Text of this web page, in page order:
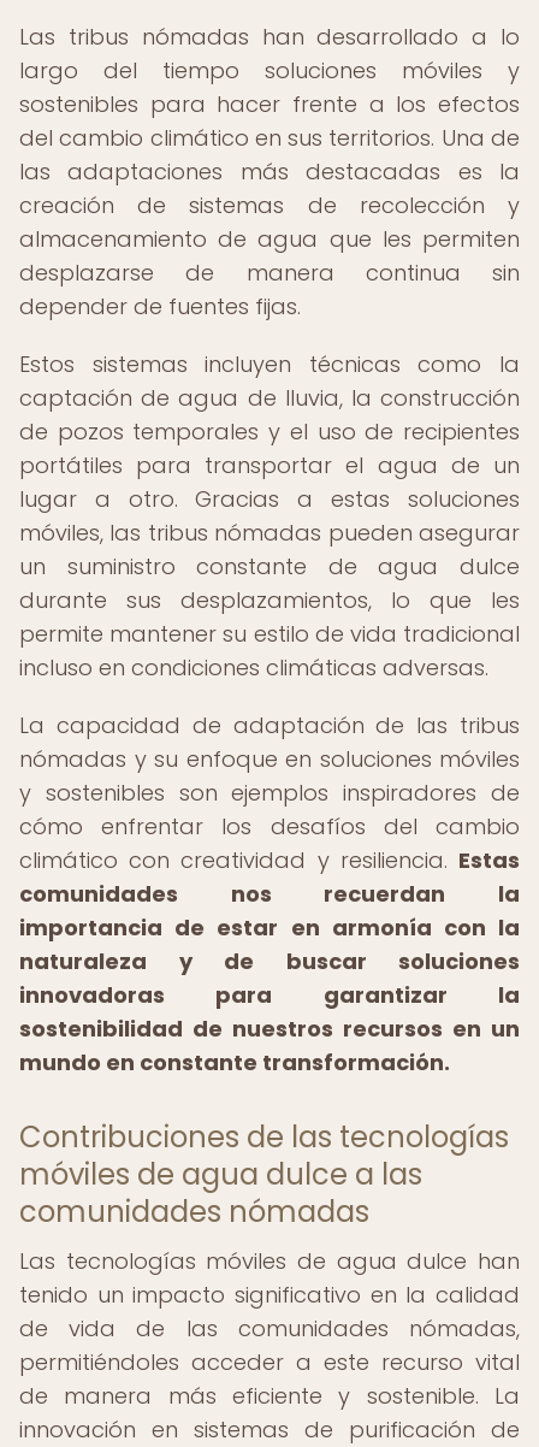
Las tribus nómadas han desarrollado a lo
largo del tiempo soluciones móviles y
sostenibles para hacer frente a los efectos
del cambio climático en sus territorios. Una de
las adaptaciones más destacadas es la
creación de sistemas de recolección y
almacenamiento de agua que les permiten
desplazarse de manera continua sin
depender de fuentes fijas.
Estos sistemas incluyen técnicas como la
captación de agua de lluvia, la construcción
de pozos temporales y el uso de recipientes
portátiles para transportar el agua de un
lugar a otro. Gracias a estas soluciones
móviles, las tribus nómadas pueden asegurar
un suministro constante de agua dulce
durante sus desplazamientos, lo que les
permite mantener su estilo de vida tradicional
incluso en condiciones climáticas adversas.
La capacidad de adaptación de las tribus
nómadas y su enfoque en soluciones móviles
y sostenibles son ejemplos inspiradores de
cómo enfrentar los desafíos del cambio
climático con creatividad y resiliencia. Estas
comunidades nos recuerdan la
importancia de estar en armonía con la
naturaleza y de buscar soluciones
innovadoras para garantizar la
sostenibilidad de nuestros recursos en un
mundo en constante transformación.
Contribuciones de las tecnologías
móviles de agua dulce a las
comunidades nómadas
Las tecnologías móviles de agua dulce han
tenido un impacto significativo en la calidad
de vida de las comunidades nómadas,
permitiéndoles acceder a este recurso vital
de manera más eficiente y sostenible. La
innovación en sistemas de purificación de